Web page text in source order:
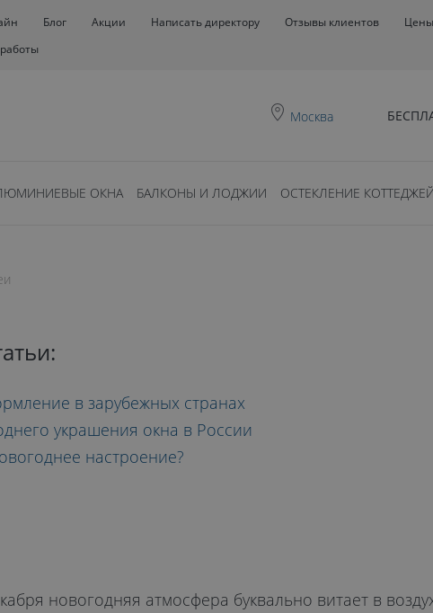
Блог Акции Написать директору Отзывы клиентов
Москва
ОКНА БАЛКОНЫ И ЛОДЖИИ ОСТЕКЛЕНИЕ КОТТЕДЖЕЙ
ОКНА
в зарубежных странах
украшения окна в России
настроение?
новогодняя атмосфера буквально витает в